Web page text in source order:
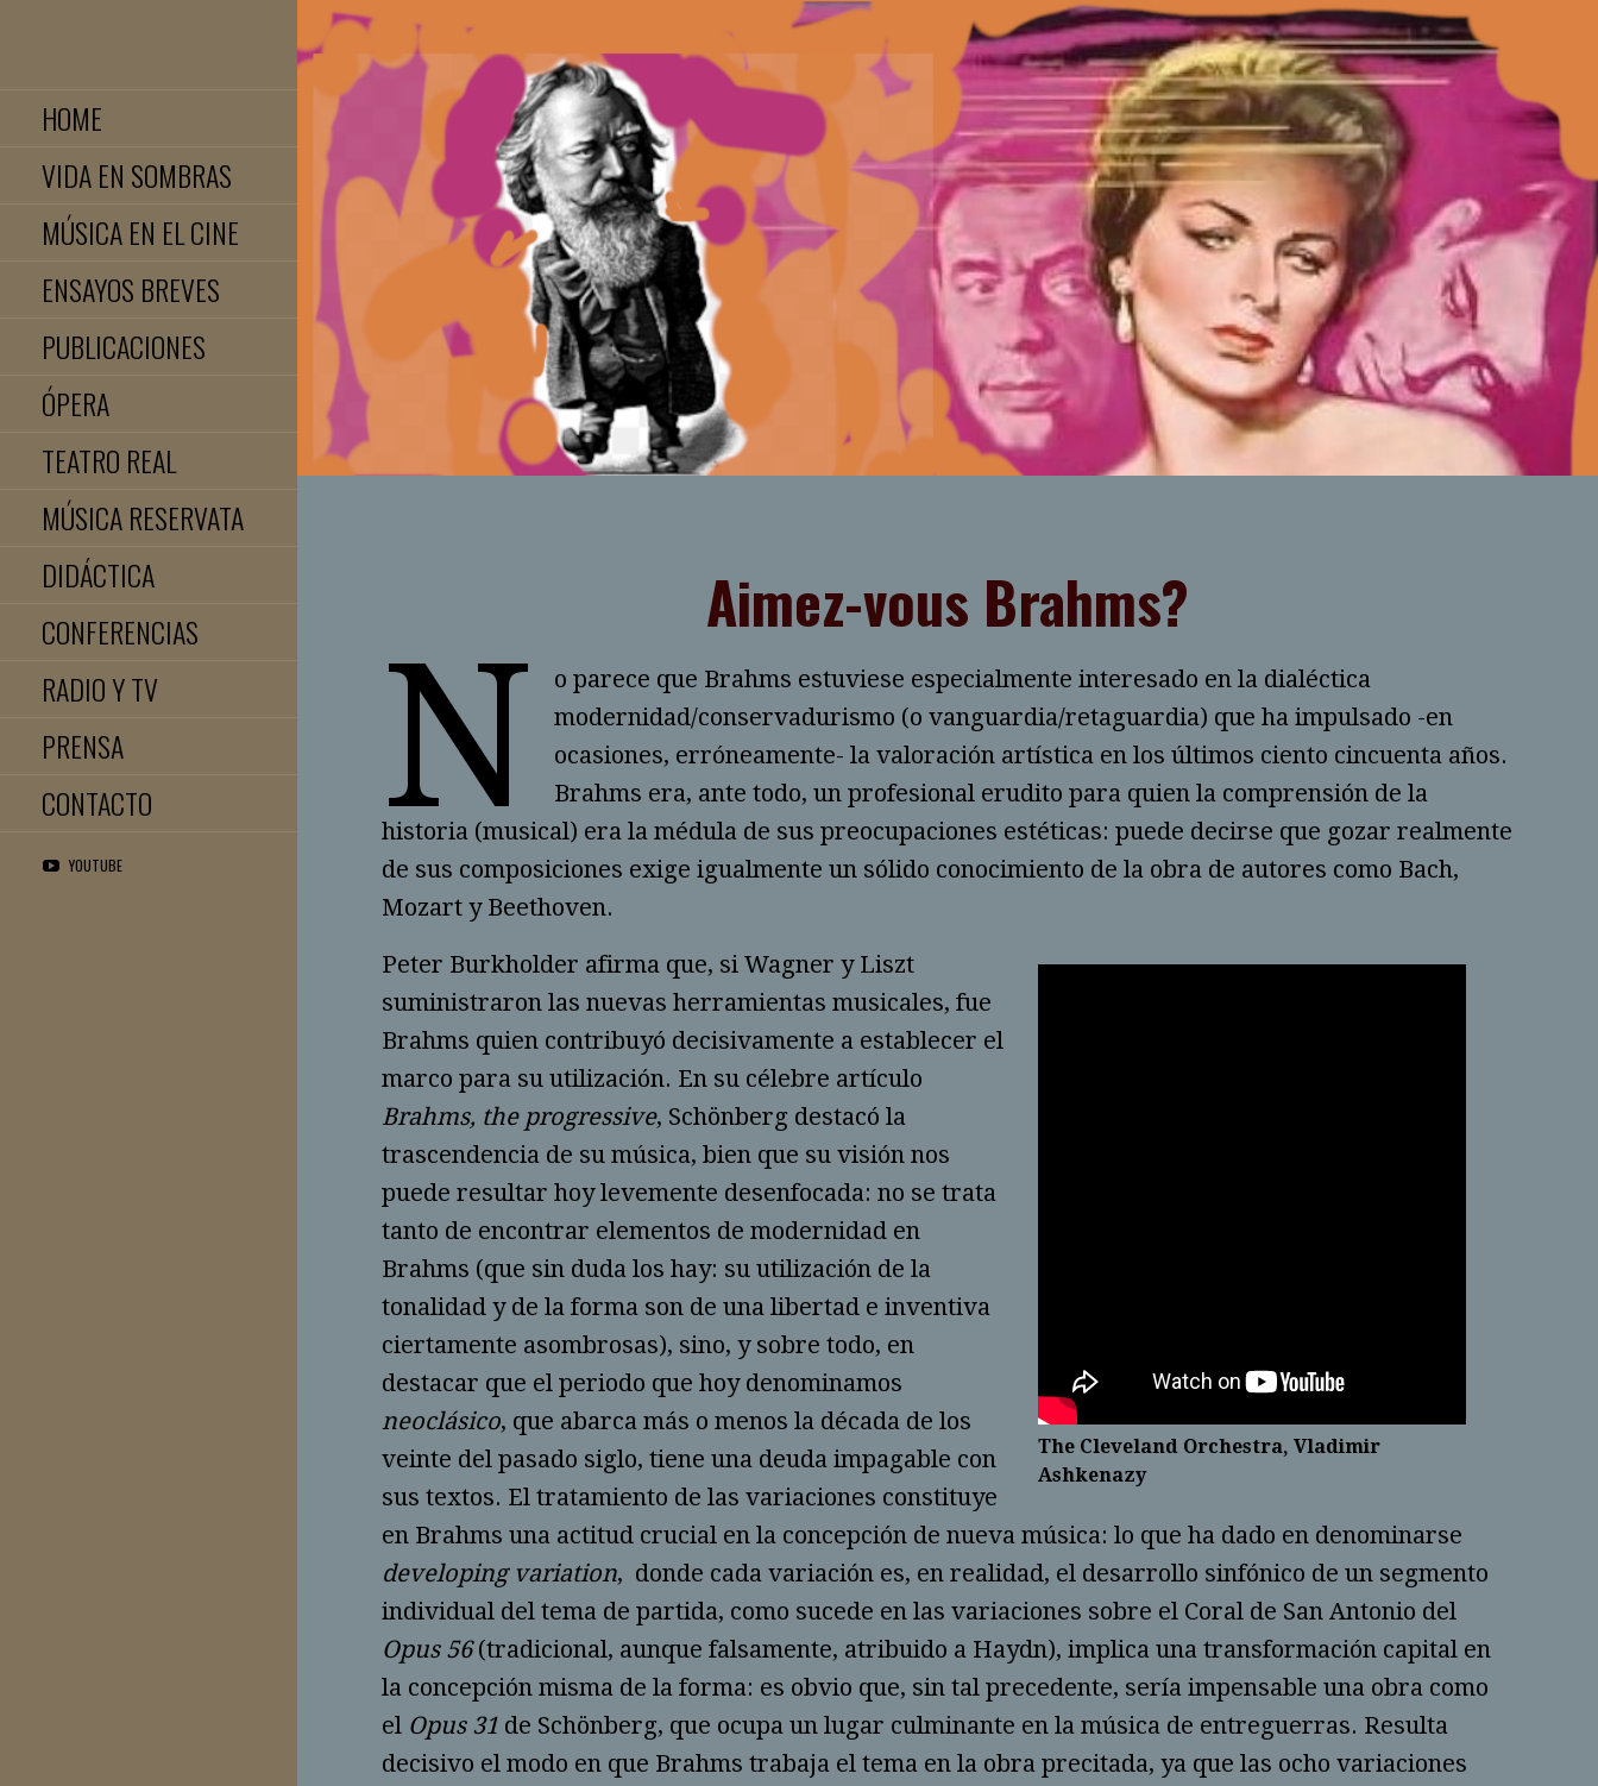
Saltar
contenido
HOME
VIDA EN SOMBRAS
MÚSICA EN EL CINE
ENSAYOS BREVES
PUBLICACIONES
ÓPERA
TEATRO REAL
MÚSICA RESERVATA
DIDÁCTICA
CONFERENCIAS
RADIO Y TV
PRENSA
CONTACTO
YOUTUBE
Aimez-vous Brahms?
N
o parece que Brahms estuviese especialmente interesado en la dialéctica
modernidad/conservadurismo (o vanguardia/retaguardia) que ha impulsado -en
ocasiones, erróneamente- la valoración artística en los últimos ciento cincuenta años.
Brahms era, ante todo, un profesional erudito para quien la comprensión de la
historia (musical) era la médula de sus preocupaciones estéticas: puede decirse que gozar realmente
de sus composiciones exige igualmente un sólido conocimiento de la obra de autores como Bach,
Mozart y Beethoven.
The Cleveland Orchestra, Vladimir
Ashkenazy
Peter Burkholder afirma que, si Wagner y Liszt
suministraron las nuevas herramientas musicales, fue
Brahms quien contribuyó decisivamente a establecer el
marco para su utilización. En su célebre artículo
Brahms, the progressive, Schönberg destacó la
trascendencia de su música, bien que su visión nos
puede resultar hoy levemente desenfocada: no se trata
tanto de encontrar elementos de modernidad en
Brahms (que sin duda los hay: su utilización de la
tonalidad y de la forma son de una libertad e inventiva
ciertamente asombrosas), sino, y sobre todo, en
destacar que el periodo que hoy denominamos
neoclásico, que abarca más o menos la década de los
veinte del pasado siglo, tiene una deuda impagable con
sus textos. El tratamiento de las variaciones constituye
en Brahms una actitud crucial en la concepción de nueva música: lo que ha dado en denominarse
developing variation, donde cada variación es, en realidad, el desarrollo sinfónico de un segmento
individual del tema de partida, como sucede en las variaciones sobre el Coral de San Antonio del
Opus 56(tradicional, aunque falsamente, atribuido a Haydn), implica una transformación capital en
la concepción misma de la forma: es obvio que, sin tal precedente, sería impensable una obra como
el Opus 31 de Schönberg, que ocupa un lugar culminante en la música de entreguerras. Resulta
decisivo el modo en que Brahms trabaja el tema en la obra precitada, ya que las ocho variaciones